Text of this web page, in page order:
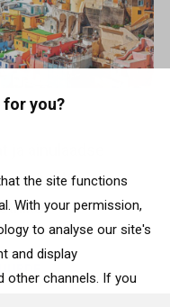
for you?
the site functions
With your permission,
to analyse our site's
and display
other channels. If you
ja